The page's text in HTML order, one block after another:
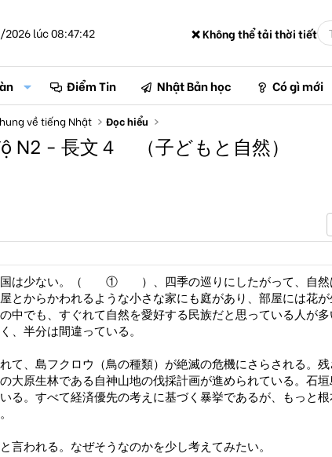
lúc 08:47:42 ❌ Không thể tải thời tiết
Điểm Tin Nhật Bản học Có gì mới
về tiếng Nhật Đọc hiểu
- 長文４ （子どもと自然）
国は少ない。（ ① ）、四季の巡りにしたがって、自然
とからかわれるような小さな家にも庭があり、部屋には花
中でも、すぐれて自然を愛好する民族だと思っている人が
分は間違っている。
て、島フクロウ（鳥の種類）が絶滅の危機にさらされる。
大原生林である自神山地の伐採計画が進められている。石
る。すべて経済優先の考えに基づく暴挙であるが、もっと
われる。なぜそうなのかを少し考えてみたい。